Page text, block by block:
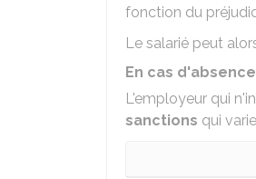
fonction du
Le salarié peut
En cas
L'employeur qui
sanctions qui